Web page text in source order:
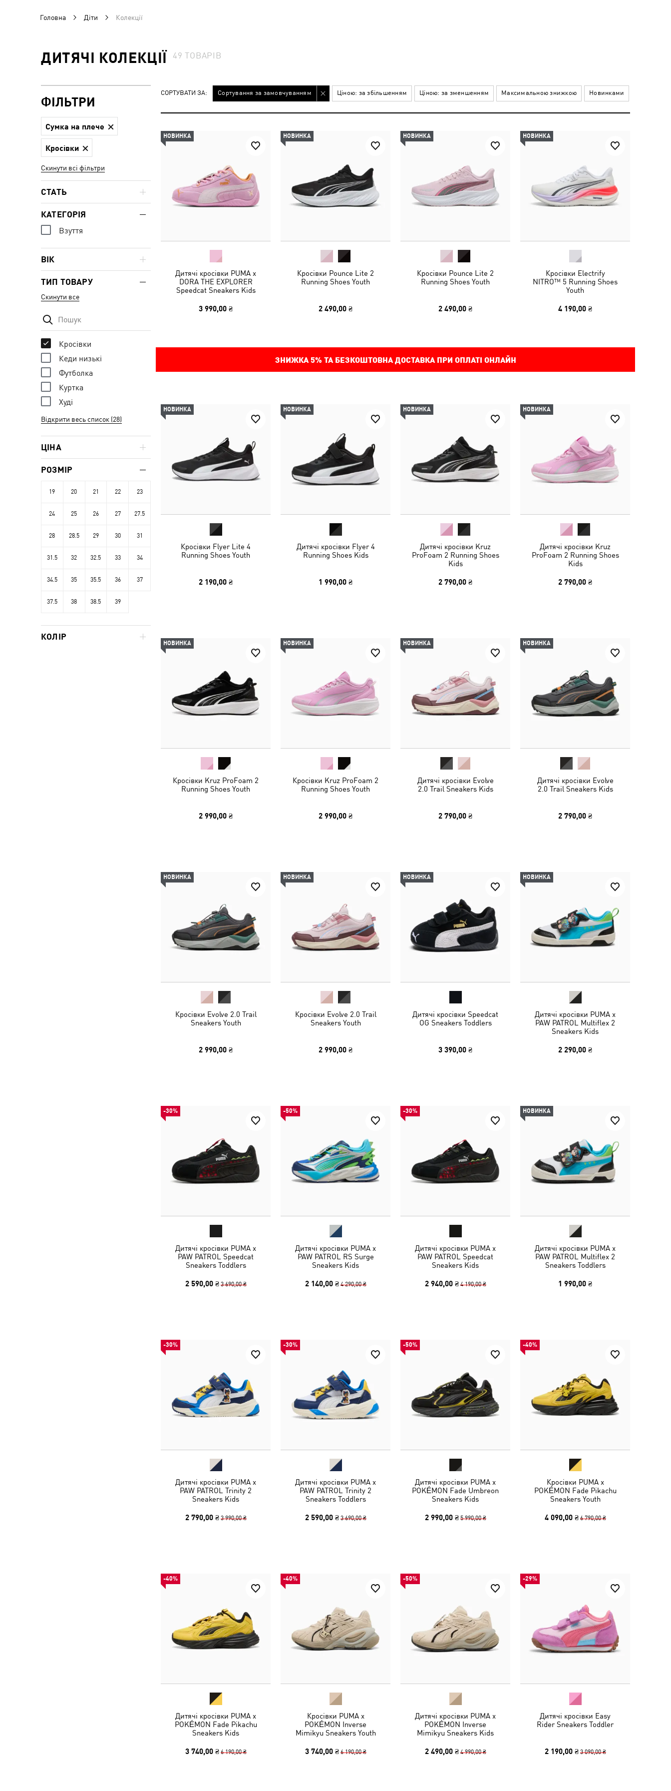
Головна Діти Колекції
ДИТЯЧІ КОЛЕКЦІЇ 49ТОВАРІВ
СОРТУВАТИ ЗА: Сортування за замовчуванням Ціною: за збільшенням Ціною: за зменшенням Максимальною знижкою Новинками
НОВИНКА
Дитячі кросівки PUMA x
DORA THE EXPLORER
Speedcat Sneakers Kids
3 990,00 ₴
НОВИНКА
Кросівки Pounce Lite 2
Running Shoes Youth
2 490,00 ₴
НОВИНКА
Кросівки Pounce Lite 2
Running Shoes Youth
2 490,00 ₴
НОВИНКА
Кросівки Electrify
NITRO™ 5 Running Shoes
Youth
4 190,00 ₴
ЗНИЖКА 5% ТА БЕЗКОШТОВНА ДОСТАВКА ПРИ ОПЛАТІ ОНЛАЙН
НОВИНКА
Кросівки Flyer Lite 4
Running Shoes Youth
2 190,00 ₴
НОВИНКА
Дитячі кросівки Flyer 4
Running Shoes Kids
1 990,00 ₴
НОВИНКА
Дитячі кросівки Kruz
ProFoam 2 Running Shoes
Kids
2 790,00 ₴
НОВИНКА
Дитячі кросівки Kruz
ProFoam 2 Running Shoes
Kids
2 790,00 ₴
НОВИНКА
Кросівки Kruz ProFoam 2
Running Shoes Youth
2 990,00 ₴
НОВИНКА
Кросівки Kruz ProFoam 2
Running Shoes Youth
2 990,00 ₴
НОВИНКА
Дитячі кросівки Evolve
2.0 Trail Sneakers Kids
2 790,00 ₴
НОВИНКА
Дитячі кросівки Evolve
2.0 Trail Sneakers Kids
2 790,00 ₴
НОВИНКА
Кросівки Evolve 2.0 Trail
Sneakers Youth
2 990,00 ₴
НОВИНКА
Кросівки Evolve 2.0 Trail
Sneakers Youth
2 990,00 ₴
НОВИНКА
Дитячі кросівки Speedcat
OG Sneakers Toddlers
3 390,00 ₴
НОВИНКА
Дитячі кросівки PUMA x
PAW PATROL Multiflex 2
Sneakers Kids
2 290,00 ₴
-30%
Дитячі кросівки PUMA x
PAW PATROL Speedcat
Sneakers Toddlers
2 590,00 ₴ 3 690,00 ₴
-50%
Дитячі кросівки PUMA x
PAW PATROL RS Surge
Sneakers Kids
2 140,00 ₴ 4 290,00 ₴
-30%
Дитячі кросівки PUMA x
PAW PATROL Speedcat
Sneakers Kids
2 940,00 ₴ 4 190,00 ₴
НОВИНКА
Дитячі кросівки PUMA x
PAW PATROL Multiflex 2
Sneakers Toddlers
1 990,00 ₴
-30%
Дитячі кросівки PUMA x
PAW PATROL Trinity 2
Sneakers Kids
2 790,00 ₴ 3 990,00 ₴
-30%
Дитячі кросівки PUMA x
PAW PATROL Trinity 2
Sneakers Toddlers
2 590,00 ₴ 3 690,00 ₴
-50%
Дитячі кросівки PUMA x
POKÉMON Fade Umbreon
Sneakers Kids
2 990,00 ₴ 5 990,00 ₴
-40%
Кросівки PUMA x
POKÉMON Fade Pikachu
Sneakers Youth
4 090,00 ₴ 6 790,00 ₴
-40%
Дитячі кросівки PUMA x
POKÉMON Fade Pikachu
Sneakers Kids
3 740,00 ₴ 6 190,00 ₴
-40%
Кросівки PUMA x
POKÉMON Inverse
Mimikyu Sneakers Youth
3 740,00 ₴ 6 190,00 ₴
-50%
Дитячі кросівки PUMA x
POKÉMON Inverse
Mimikyu Sneakers Kids
2 490,00 ₴ 4 990,00 ₴
-29%
Дитячі кросівки Easy
Rider Sneakers Toddler
2 190,00 ₴ 3 090,00 ₴
ФІЛЬТРИ
Сумка на плече
Кросівки
Скинути всі фільтри
СТАТЬ
КАТЕГОРІЯ
Взуття
ВІК
ТИП ТОВАРУ
Скинути все
Кросівки
Кеди низькі
Футболка
Куртка
Худі
Відкрити весь список (28)
ЦІНА
РОЗМІР
19 20 21 22 23
24 25 26 27 27.5
28 28.5 29 30 31
31.5 32 32.5 33 34
34.5 35 35.5 36 37
37.5 38 38.5 39
КОЛІР